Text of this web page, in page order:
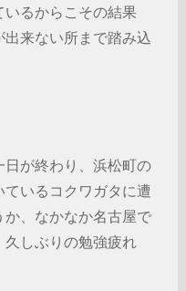
るからこその結果
来ない所まで踏み込
が終わり、浜松町の
いるコクワガタに遭
、なかなか名古屋で
久しぶりの勉強疲れ